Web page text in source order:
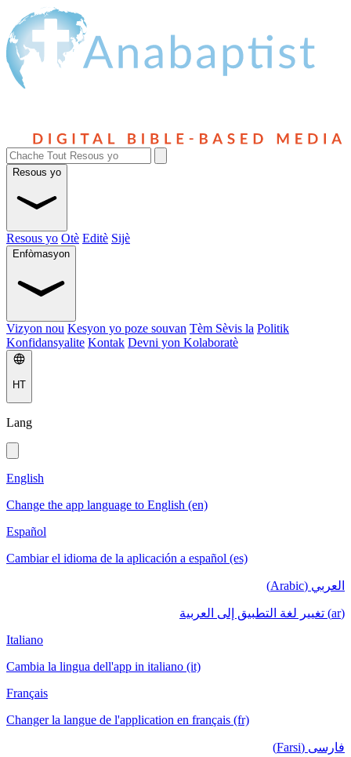
Resous yo
Resous yo Otè Editè Sijè
Enfòmasyon
Vizyon nou Kesyon yo poze souvan Tèm Sèvis la Politik
Konfidansyalite Kontak Devni yon Kolaboratè
HT
Lang
English
Change the app language to English (en)
Español
Cambiar el idioma de la aplicación a español (es)
العربي (Arabic)
(ar) تغيير لغة التطبيق إلى العربية
Italiano
Cambia la lingua dell'app in italiano (it)
Français
Changer la langue de l'application en français (fr)
فارسی (Farsi)